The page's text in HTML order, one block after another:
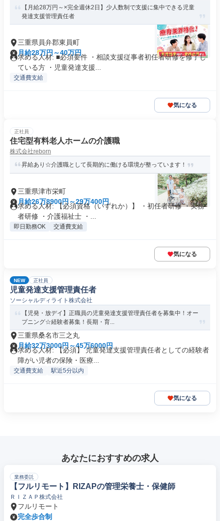
【月給28万円～×完全週休2日】少人数制で支援に集中できる児童
発達支援管理責任者
三重県員弁郡東員町
月給28万円～40万円
求める人材: ■必須要件 ・相談支援従事者初任者研修を修了し
ている方 ・児童発達支援...
交通費支給
気になる
正社員
住宅型有料老人ホームの介護職
株式会社reborn
昇給あり☆介護職として長期的に働ける環境が整っています！
三重県津市栄町
月給26万8900円～29万400円
求める人材: 【必須資格（いずれか）】 ・初任者研修 ・実務
者研修 ・介護福祉士 ・...
即日勤務OK 交通費支給
気になる
NEW 正社員
児童発達支援管理責任者
ソーシャルディライト株式会社
【児発・放デイ】正職員の児童発達支援管理責任者を募集中！オー
プニング☆経験者募集！長期・育...
三重県桑名市三之丸
月給32万3000円～45万6000円
求める人材: 【必須】 児童発達支援管理責任者としての経験者
障がい児者の保険・医療...
交通費支給 駅近5分以内
気になる
あなたにおすすめの求人
業務委託
【フルリモート】RIZAPの管理栄養士・保健師
ＲＩＺＡＰ株式会社
フルリモート
完全歩合制